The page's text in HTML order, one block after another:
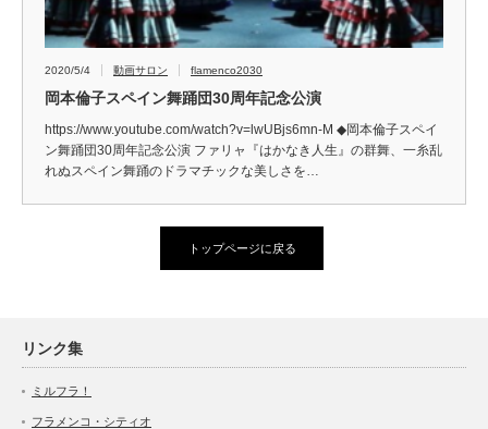
2020/5/4 動画サロン flamenco2030
岡本倫子スペイン舞踊団30周年記念公演
https://www.youtube.com/watch?v=lwUBjs6mn-M ◆岡本倫子スペイ
ン舞踊団30周年記念公演 ファリャ『はかなき人生』の群舞、一糸乱
れぬスペイン舞踊のドラマチックな美しさを…
トップページに戻る
リンク集
ミルフラ！
フラメンコ・シティオ